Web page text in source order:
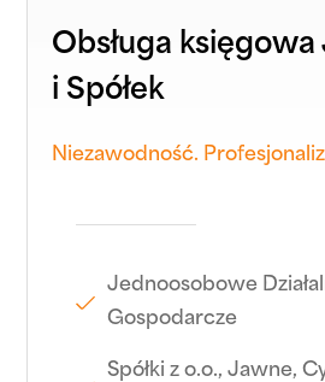
Obsługa księgowa
i Spółek
Niezawodność.
Jednoosobowe
Gospodarcze
Spółki z o.o., Jawne,